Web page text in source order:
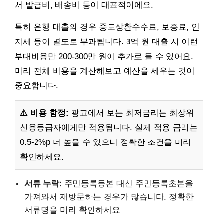
서 발급비, 배송비 등이 대표적이에요.
특히 은행 대출의 경우 중도상환수수료, 보증료, 인
지세 등이 별도로 부과됩니다. 3억 원 대출 시 이런
부대비용만 200-300만 원이 추가로 들 수 있어요.
미리 전체 비용을 계산해보고 예산을 세우는 것이
중요합니다.
⚠️ 비용 함정: 광고에서 보는 최저금리는 최상위
신용등급자에게만 적용됩니다. 실제 적용 금리는
0.5-2%p 더 높을 수 있으니 정확한 조건을 미리
확인하세요.
서류 누락: 주민등록등본 대신 주민등록초본을
가져와서 재방문하는 경우가 많습니다. 정확한
서류명을 미리 확인하세요